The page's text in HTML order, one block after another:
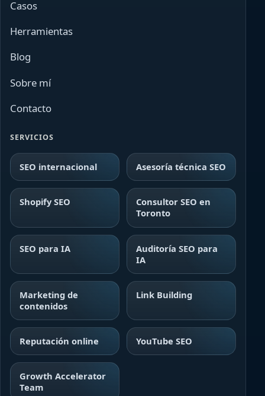
Casos
Herramientas
Blog
Sobre mí
Contacto
SERVICIOS
SEO internacional Asesoría técnica SEO
Shopify SEO
Consultor SEO en
Toronto
SEO para IA
Auditoría SEO para
IA
Marketing de
contenidos
Link Building
Reputación online YouTube SEO
Growth Accelerator
Team